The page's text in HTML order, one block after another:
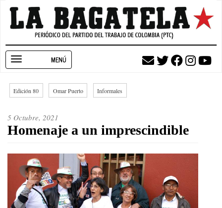
Pasar
contenido
navigation
Edición 80 Omar Puerto Informales
5 Octubre, 2021
Homenaje a un imprescindible